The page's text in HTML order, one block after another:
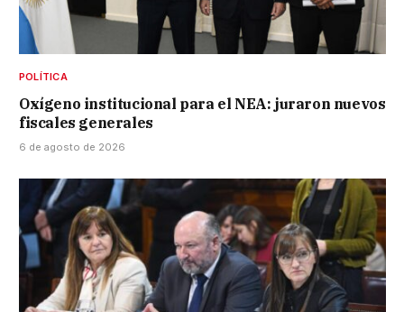
POLÍTICA
Oxígeno institucional para el NEA: juraron nuevos
fiscales generales
6 de agosto de 2026